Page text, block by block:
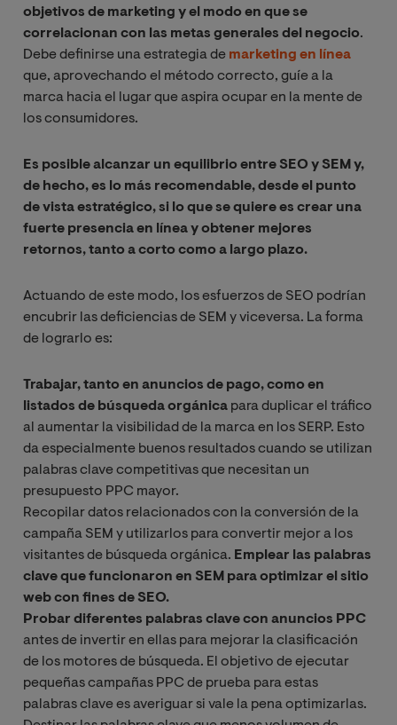
objetivos de marketing y el modo en que se
correlacionan con las metas generales del negocio.
Debe definirse una estrategia de marketing en línea
que, aprovechando el método correcto, guíe a la
marca hacia el lugar que aspira ocupar en la mente de
los consumidores.
Es posible alcanzar un equilibrio entre SEO y SEM y,
de hecho, es lo más recomendable, desde el punto
de vista estratégico, si lo que se quiere es crear una
fuerte presencia en línea y obtener mejores
retornos, tanto a corto como a largo plazo.
Actuando de este modo, los esfuerzos de SEO podrían
encubrir las deficiencias de SEM y viceversa. La forma
de lograrlo es:
Trabajar, tanto en anuncios de pago, como en
listados de búsqueda orgánica para duplicar el tráfico
al aumentar la visibilidad de la marca en los SERP. Esto
da especialmente buenos resultados cuando se utilizan
palabras clave competitivas que necesitan un
presupuesto PPC mayor.
Recopilar datos relacionados con la conversión de la
campaña SEM y utilizarlos para convertir mejor a los
visitantes de búsqueda orgánica. Emplear las palabras
clave que funcionaron en SEM para optimizar el sitio
web con fines de SEO.
Probar diferentes palabras clave con anuncios PPC
antes de invertir en ellas para mejorar la clasificación
de los motores de búsqueda. El objetivo de ejecutar
pequeñas campañas PPC de prueba para estas
palabras clave es averiguar si vale la pena optimizarlas.